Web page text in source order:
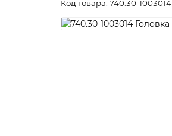
Код товара: 740.30-1003014